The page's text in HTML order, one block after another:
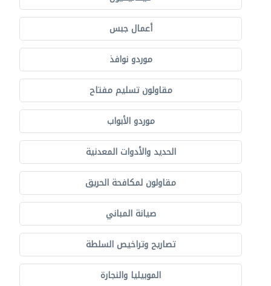
أعمال جبس
موردو نوافذ
مقاولون تسليم مفتاح
موردو الأبواب
الحديد والأدوات المعدنية
مقاولون لمكافحة الحريق
صيانة المباني
تصاريح وتراخيص السلطة
الموبيليا والنجارة